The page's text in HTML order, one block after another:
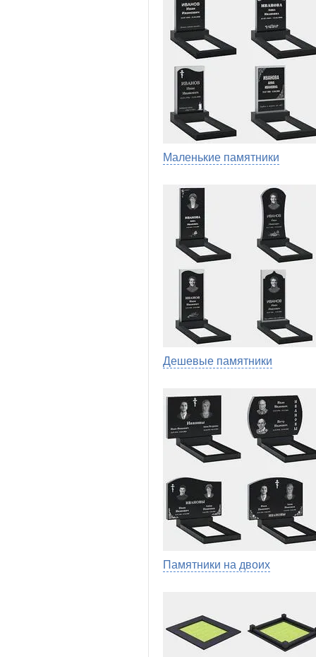
Маленькие памятники
Дешевые памятники
Памятники на двоих